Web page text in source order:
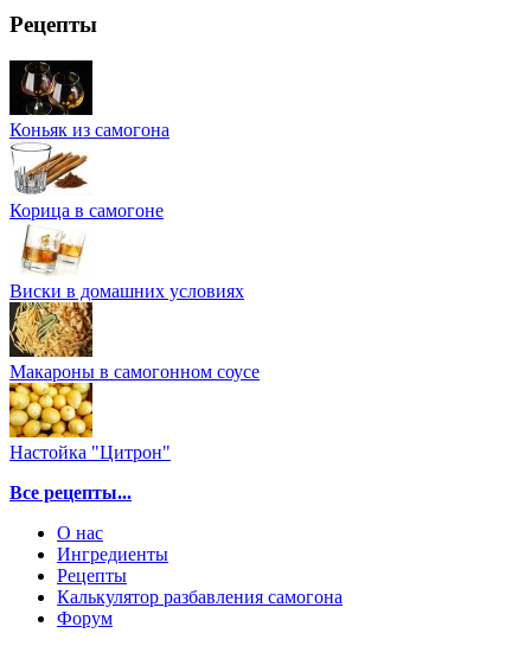
Рецепты
Коньяк из самогона
Корица в самогоне
Виски в домашних условиях
Макароны в самогонном соусе
Настойка "Цитрон"
Все рецепты...
О нас
Ингредиенты
Рецепты
Калькулятор разбавления самогона
Форум